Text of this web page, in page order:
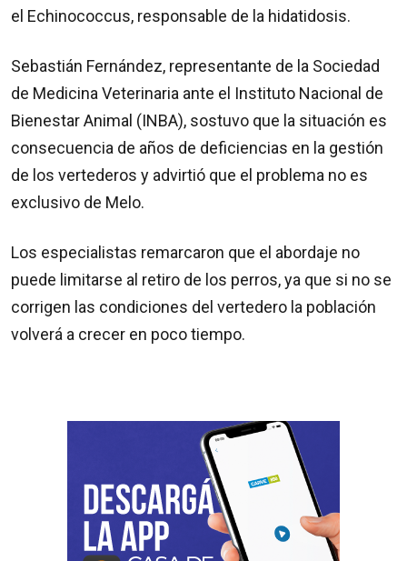
el Echinococcus, responsable de la hidatidosis.
Sebastián Fernández, representante de la Sociedad
de Medicina Veterinaria ante el Instituto Nacional de
Bienestar Animal (INBA), sostuvo que la situación es
consecuencia de años de deficiencias en la gestión
de los vertederos y advirtió que el problema no es
exclusivo de Melo.
Los especialistas remarcaron que el abordaje no
puede limitarse al retiro de los perros, ya que si no se
corrigen las condiciones del vertedero la población
volverá a crecer en poco tiempo.